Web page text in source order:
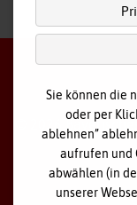
2026
Sie können die
oder per
ablehnen”
aufrufen und
abwählen (in
unserer